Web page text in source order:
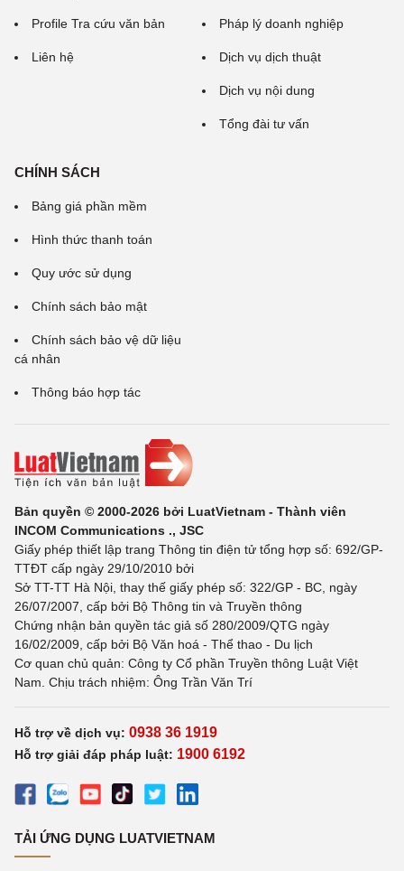
Profile Tra cứu văn bản
Liên hệ
Pháp lý doanh nghiệp
Dịch vụ dịch thuật
Dịch vụ nội dung
Tổng đài tư vấn
CHÍNH SÁCH
Bảng giá phần mềm
Hình thức thanh toán
Quy ước sử dụng
Chính sách bảo mật
Chính sách bảo vệ dữ liệu
cá nhân
Thông báo hợp tác
Bản quyền © 2000-2026 bởi LuatVietnam - Thành viên
INCOM Communications ., JSC
Giấy phép thiết lập trang Thông tin điện tử tổng hợp số: 692/GP-
TTĐT cấp ngày 29/10/2010 bởi
Sở TT-TT Hà Nội, thay thế giấy phép số: 322/GP - BC, ngày
26/07/2007, cấp bởi Bộ Thông tin và Truyền thông
Chứng nhận bản quyền tác giả số 280/2009/QTG ngày
16/02/2009, cấp bởi Bộ Văn hoá - Thể thao - Du lịch
Cơ quan chủ quản: Công ty Cổ phần Truyền thông Luật Việt
Nam. Chịu trách nhiệm: Ông Trần Văn Trí
Hỗ trợ về dịch vụ: 0938 36 1919
Hỗ trợ giải đáp pháp luật: 1900 6192
TẢI ỨNG DỤNG LUATVIETNAM